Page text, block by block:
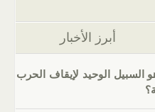
النشطة)
أبرز الأخبار
الوحيد لإيقاف الحرب